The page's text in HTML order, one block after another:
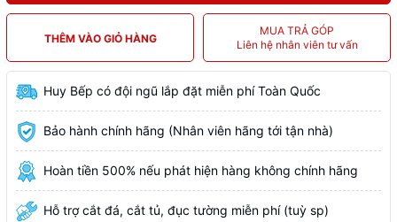
THÊM VÀO GIỎ HÀNG
MUA TRẢ GÓP
Liên hệ nhân viên tư vấn
Huy Bếp có đội ngũ lắp đặt miễn phí Toàn Quốc
Bảo hành chính hãng (Nhân viên hãng tới tận nhà)
Hoàn tiền 500% nếu phát hiện hàng không chính hãng
Hỗ trợ cắt đá, cắt tủ, đục tường miễn phí (tuỳ sp)